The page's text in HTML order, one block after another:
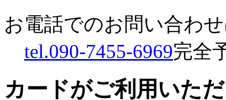
お電話でのお問い合わ
tel.090-7455-6969完全
カードがご利用いた